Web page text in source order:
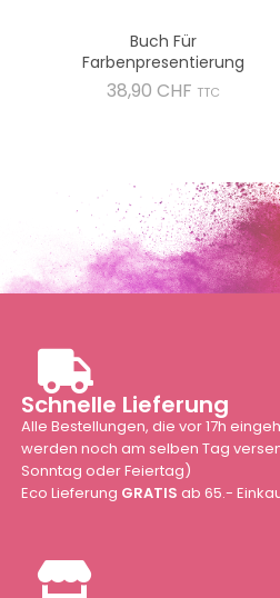
Buch Für
Farbenpresentierung
38,90 CHF Preis
TTC
Schnelle Lieferung
Alle Bestellungen, die vor 17h
werden noch am selben Tag
Sonntag oder Feiertag)
Eco Lieferung GRATIS ab 65.-